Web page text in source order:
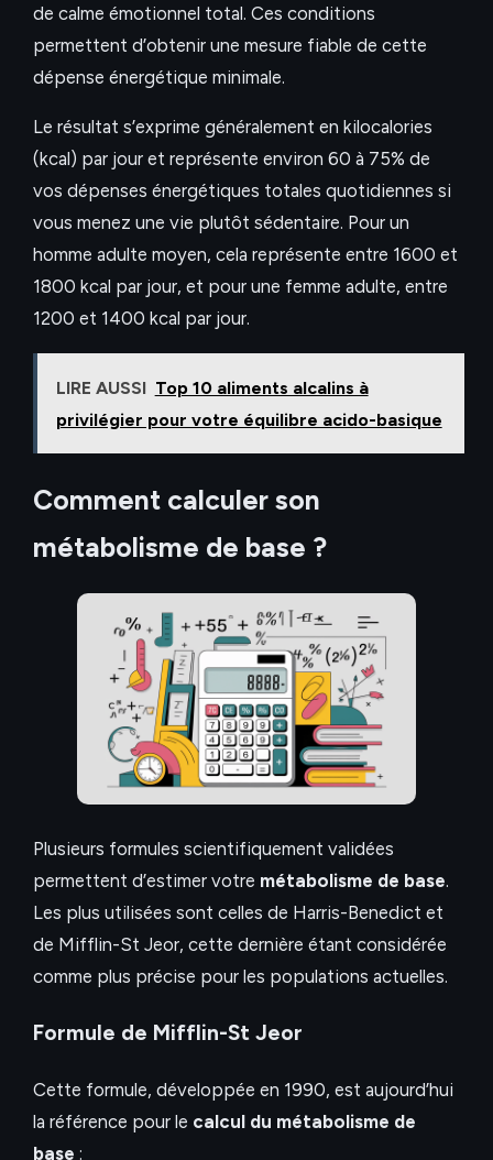
de calme émotionnel total. Ces conditions
permettent d’obtenir une mesure fiable de cette
dépense énergétique minimale.
Le résultat s’exprime généralement en kilocalories
(kcal) par jour et représente environ 60 à 75% de
vos dépenses énergétiques totales quotidiennes si
vous menez une vie plutôt sédentaire. Pour un
homme adulte moyen, cela représente entre 1600 et
1800 kcal par jour, et pour une femme adulte, entre
1200 et 1400 kcal par jour.
LIRE AUSSI Top 10 aliments alcalins à
privilégier pour votre équilibre acido-basique
Comment calculer son
métabolisme de base ?
Plusieurs formules scientifiquement validées
permettent d’estimer votre métabolisme de base.
Les plus utilisées sont celles de Harris-Benedict et
de Mifflin-St Jeor, cette dernière étant considérée
comme plus précise pour les populations actuelles.
Formule de Mifflin-St Jeor
Cette formule, développée en 1990, est aujourd’hui
la référence pour le calcul du métabolisme de
base :